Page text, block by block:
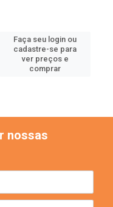
Faça seu login ou
cadastre-se para
ver preços e
comprar
nossas